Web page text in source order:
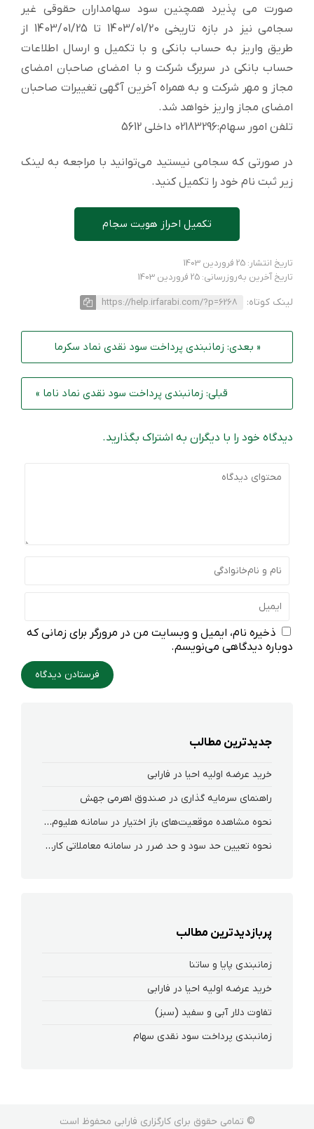
صورت می پذیرد همچنین سود سهامداران حقوقی غیر
سجامی نیز در بازه تاریخی 1403/01/20 تا 1403/01/25 از
طریق واریز به حساب بانکی و با تکمیل و ارسال اطلاعات
حساب بانکی در سربرگ شرکت و با امضای صاحبان امضای
مجاز و مهر شرکت و به همراه آخرین آگهی تغییرات صاحبان
امضای مجاز واریز خواهد شد.
تلفن امور سهام:02183296 داخلی 5612
در صورتی که سجامی نیستید می‌توانید با مراجعه به لینک
زیر ثبت نام خود را تکمیل کنید.
تکمیل احراز هویت سجام
تاریخ انتشار: 25 فروردین 1403
تاریخ آخرین به‌روزرسانی: 25 فروردین 1403
لینک کوتاه: https://help.irfarabi.com/?p=6268
« بعدی: زمانبندی پرداخت سود نقدی نماد سکرما
قبلی: زمانبندی پرداخت سود نقدی نماد ناما »
دیدگاه خود را با دیگران به اشتراک بگذارید.
ذخیره نام، ایمیل و وبسایت من در مرورگر برای زمانی که
دوباره دیدگاهی می‌نویسم.
جدیدترین مطالب
خرید عرضه اولیه احیا در فارابی
راهنمای سرمایه گذاری در صندوق اهرمی جهش
نحوه‌ مشاهده‌ موقعیت‌های باز اختیار در سامانه هلیوم و نکست
نحوه تعیین حد سود و حد ضرر در سامانه معاملاتی کارگزاری فارابی
پربازدیدترین مطالب
زمانبندی پایا و ساتنا
خرید عرضه اولیه احیا در فارابی
تفاوت دلار آبی و سفید (سبز)
زمانبندی پرداخت سود نقدی سهام‌
© تمامی حقوق برای کارگزاری فارابی محفوظ است